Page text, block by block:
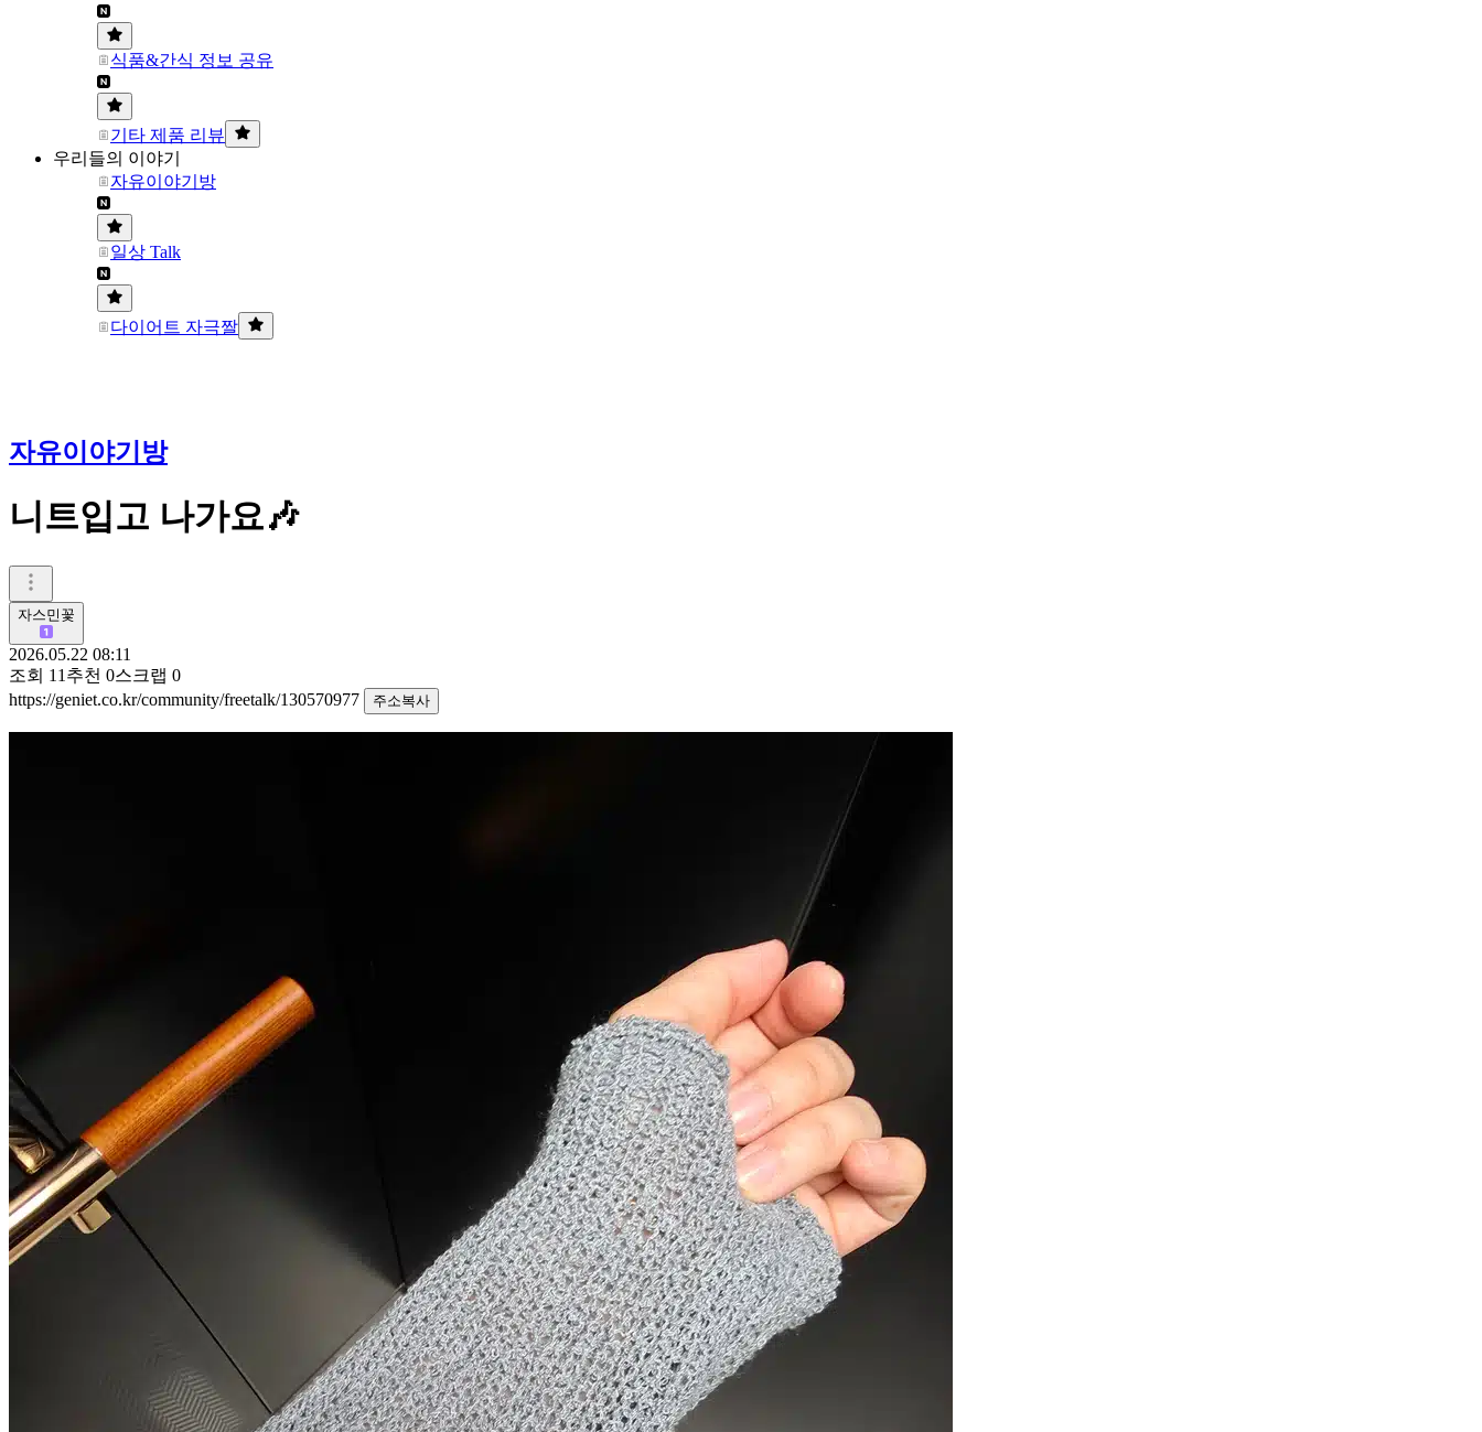
식품&간식 정보 공유
기타 제품 리뷰
우리들의 이야기
자유이야기방
일상 Talk
다이어트 자극짤
자유이야기방
니트입고 나가요🎶
자스민꽃
2026.05.22 08:11
조회 11 추천 0스크랩 0
https://geniet.co.kr/community/freetalk/130570977
주소복사